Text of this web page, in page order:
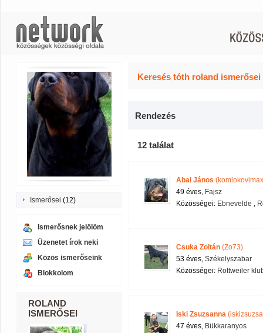
Ismerősei (12)
Ismerősnek jelölöm
Üzenetet írok neki
Közös ismerőseink
Blokkolom
ROLAND
ISMERŐSEI
Keresés tóth roland
Rendezés
12 találat
Abai János
49 éves, Fajsz
Közösségei: Ebnevelde ,
Csuka Zoltán (Zo73)
53 éves, Székelyszabar
Közösségei: Rottweiler
Iski Zsuzsanna
47 éves, Bükkaranyos